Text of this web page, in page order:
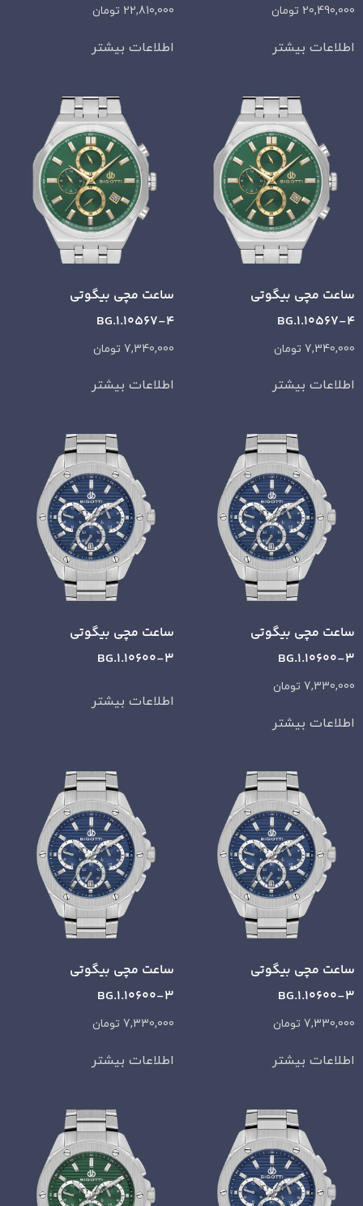
20,490,000 تومان
اطلاعات بیشتر
22,810,000 تومان
اطلاعات بیشتر
ساعت مچی بیگوتی
BG.1.10567-4
7,340,000 تومان
اطلاعات بیشتر
ساعت مچی بیگوتی
BG.1.10567-4
7,340,000 تومان
اطلاعات بیشتر
ساعت مچی بیگوتی
BG.1.10600-3
7,330,000 تومان
اطلاعات بیشتر
ساعت مچی بیگوتی
BG.1.10600-3
اطلاعات بیشتر
ساعت مچی بیگوتی
BG.1.10600-3
7,330,000 تومان
اطلاعات بیشتر
ساعت مچی بیگوتی
BG.1.10600-3
7,330,000 تومان
اطلاعات بیشتر